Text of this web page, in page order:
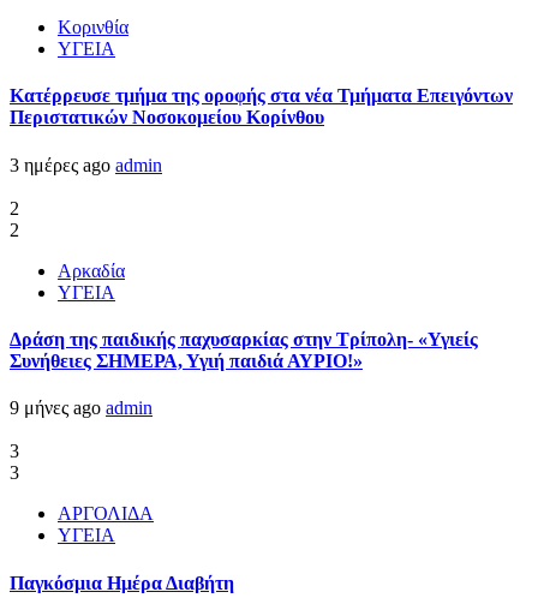
Κορινθία
ΥΓΕΙΑ
Kατέρρευσε τμήμα της οροφής στα νέα Τμήματα Επειγόντων
Περιστατικών Νοσοκομείου Κορίνθου
3 ημέρες ago admin
2
2
Αρκαδία
ΥΓΕΙΑ
Δράση της παιδικής παχυσαρκίας στην Τρίπολη- «Υγιείς
Συνήθειες ΣΗΜΕΡΑ, Υγιή παιδιά ΑΥΡΙΟ!»
9 μήνες ago admin
3
3
ΑΡΓΟΛΙΔΑ
ΥΓΕΙΑ
Παγκόσμια Ημέρα Διαβήτη